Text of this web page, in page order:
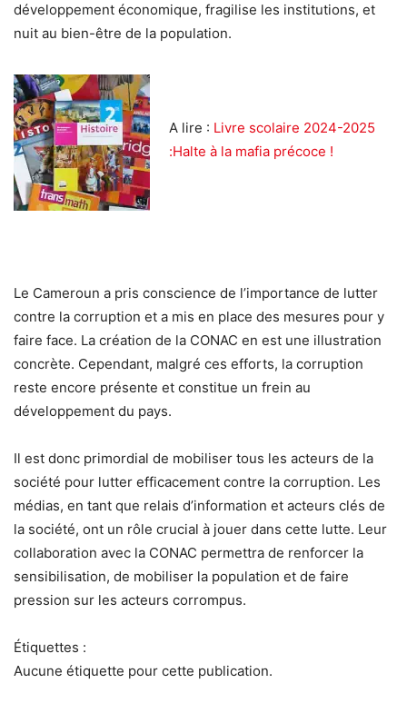
développement économique, fragilise les institutions, et
nuit au bien-être de la population.
A lire : Livre scolaire 2024-2025
:Halte à la mafia précoce !
Le Cameroun a pris conscience de l’importance de lutter
contre la corruption et a mis en place des mesures pour y
faire face. La création de la CONAC en est une illustration
concrète. Cependant, malgré ces efforts, la corruption
reste encore présente et constitue un frein au
développement du pays.
Il est donc primordial de mobiliser tous les acteurs de la
société pour lutter efficacement contre la corruption. Les
médias, en tant que relais d’information et acteurs clés de
la société, ont un rôle crucial à jouer dans cette lutte. Leur
collaboration avec la CONAC permettra de renforcer la
sensibilisation, de mobiliser la population et de faire
pression sur les acteurs corrompus.
Étiquettes :
Aucune étiquette pour cette publication.